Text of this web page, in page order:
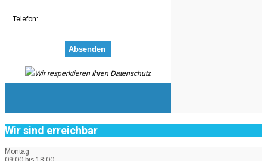
Telefon:
Wir resperktieren Ihren Datenschutz
Wir sind erreichbar
Montag